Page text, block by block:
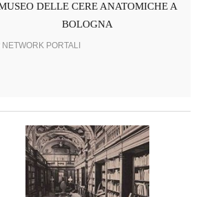
DELLE CERE ANATOMICHE A
BOLOGNA
NETWORK PORTALI